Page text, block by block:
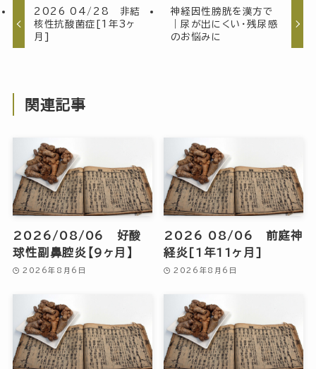
2026 04/28 非結
核性抗酸菌症[1年3ヶ
月]
神経因性膀胱を漢方で
｜尿が出にくい・残尿感
のお悩みに
関連記事
2026/08/06 好酸
球性副鼻腔炎【9ヶ月】
2026年8月6日
2026 08/06 前庭神
経炎[1年11ヶ月]
2026年8月6日